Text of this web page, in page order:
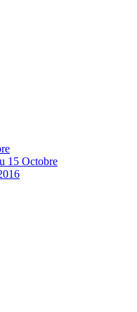
15 Octobre